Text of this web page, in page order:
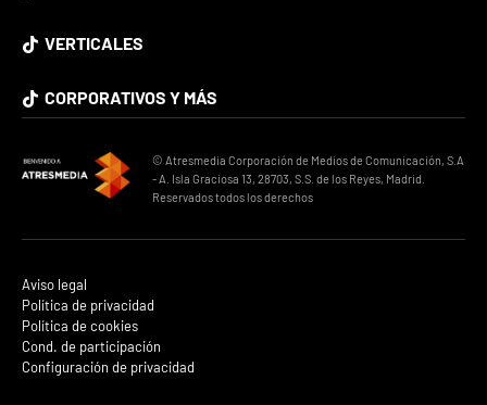
VERTICALES
CORPORATIVOS Y MÁS
© Atresmedia Corporación de Medios de Comunicación, S.A
- A. Isla Graciosa 13, 28703, S.S. de los Reyes, Madrid.
Reservados todos los derechos
Aviso legal
Política de privacidad
Política de cookies
Cond. de participación
Configuración de privacidad